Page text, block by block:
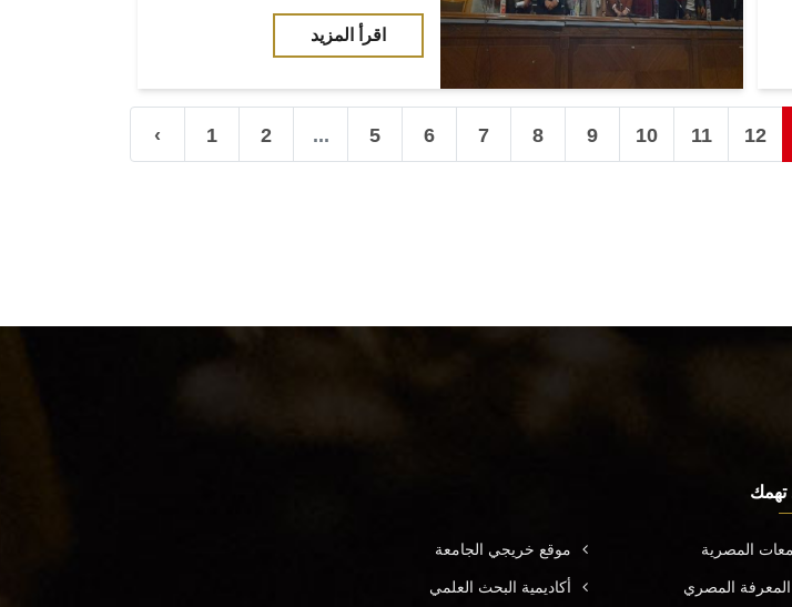
اقرأ المزيد
‹ 1 2 ... 5 6 7 8 9 10 11 12
تهمك
المصرية موقع خريجي الجامعة
المصري أكاديمية البحث العلمي